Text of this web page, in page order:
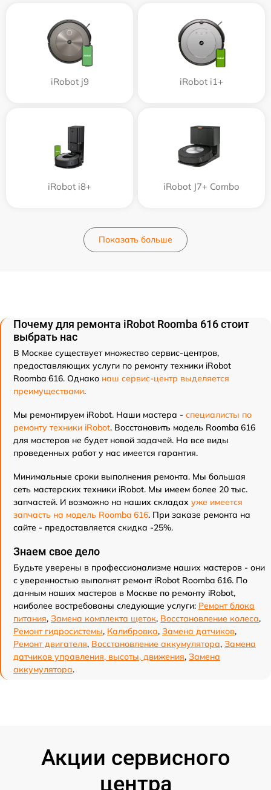
iRobot j9 iRobot i1+
iRobot i8+ iRobot J7+ Combo
Показать больше
Почему для ремонта iRobot Roomba 616 стоит
выбрать нас
В Москве существует множество сервис-центров,
предоставляющих услуги по ремонту техники iRobot
Roomba 616. Однако наш сервис-центр выделяется
преимуществами.
Мы ремонтируем iRobot. Наши мастера - специалисты по
ремонту техники iRobot. Восстановить модель Roomba 616
для мастеров не будет новой задачей. На все виды
проведенных работ у нас имеется гарантия.
Минимальные сроки выполнения ремонта. Мы большая
сеть мастерских техники iRobot. Мы имеем более 20 тыс.
запчастей. И возможно на наших складах уже имеется
запчасть на модель Roomba 616. При заказе ремонта на
сайте - предоставляется скидка -25%.
Знаем свое дело
Будьте уверены в профессионализме наших мастеров - они
с уверенностью выполнят ремонт iRobot Roomba 616. По
данным наших мастеров в Москве по ремонту iRobot,
наиболее востребованы следующие услуги: Ремонт блока
питания, Замена комплекта щеток, Восстановление колеса,
Ремонт гидросистемы, Калибровка, Замена датчиков,
Ремонт двигателя, Восстановление аккумулятора, Замена
датчиков управления, высоты, движения, Замена
аккумулятора.
Акции сервисного
центра